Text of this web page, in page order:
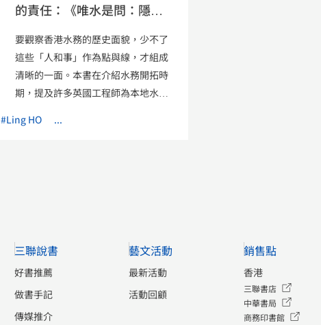
的責任：《唯水是問：隱藏
要觀察香港水務的歷史面貌，少不了
這些「人和事」作為點與線，才組成
清晰的一面。本書在介紹水務開拓時
期，提及許多英國工程師為本地水務
#Ling HO ...
三聯說書
好書推薦
做書手記
傳媒推介
藝文活動
最新活動
活動回顧
銷售點
香港
三聯書店
中華書局
商務印書館